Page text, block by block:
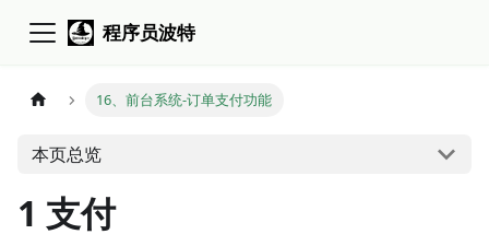
程序员波特
16、前台系统-订单支付功能
本页总览
1 支付